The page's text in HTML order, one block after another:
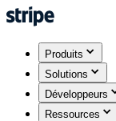
Produits
Solutions
Développeurs
Ressources